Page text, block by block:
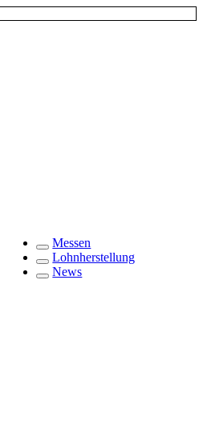
Messen
Lohnherstellung
News